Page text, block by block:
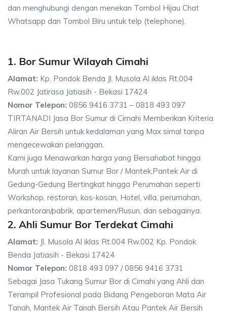
dan menghubungi dengan menekan Tombol Hijau Chat
Whatsapp dan Tombol Biru untuk telp (telephone).
1. Bor Sumur Wilayah Cimahi
Alamat: Kp. Pondok Benda Jl. Musola Al iklas Rt.004
Rw.002 Jatirasa Jatiasih - Bekasi 17424
Nomor Telepon: 0856 9416 3731 – 0818 493 097
TIRTANADI Jasa Bor Sumur di Cimahi Memberikan Kriteria
Aliran Air Bersih untuk kedalaman yang Max simal tanpa
mengecewakan pelanggan.
Kami juga Menawarkan harga yang Bersahabat hingga
Murah untuk layanan Sumur Bor / Mantek,Pantek Air di
Gedung-Gedung Bertingkat hingga Perumahan seperti
Workshop, restoran, kos-kosan, Hotel, villa, perumahan,
perkantoran/pabrik, apartemen/Rusun, dan sebagainya.
2. Ahli Sumur Bor Terdekat Cimahi
Alamat: Jl. Musola Al iklas Rt.004 Rw.002 Kp. Pondok
Benda Jatiasih - Bekasi 17424
Nomor Telepon: 0818 493 097 / 0856 9416 3731
Sebagai Jasa Tukang Sumur Bor di Cimahi yang Ahli dan
Terampil Profesional pada Bidang Pengeboran Mata Air
Tanah, Mantek Air Tanah Bersih Atau Pantek Air Bersih